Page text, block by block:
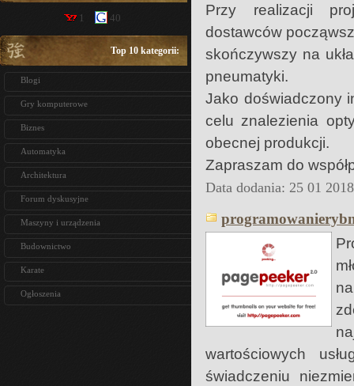
1 40
Top 10 kategorii:
Blogi
Gry komputerowe
Biznes
Automatyka
Architektura
Forum dyskusyjne
Maszyny i urządzenia
Budownictwo
Karate
Ogłoszenia
Przy realizacji
dostawców
skończywszy na
pneumatyki.
Jako doświadczony
celu znalezienia
obecnej produkcji.
Zapraszam do
Data dodania: 25 01
wartościowych
świadczeniu